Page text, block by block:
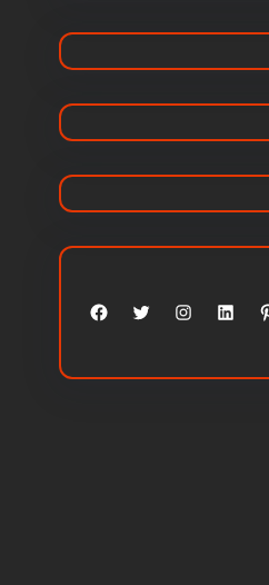
Facebook Twitter Instagram LinkedIn Pinterest